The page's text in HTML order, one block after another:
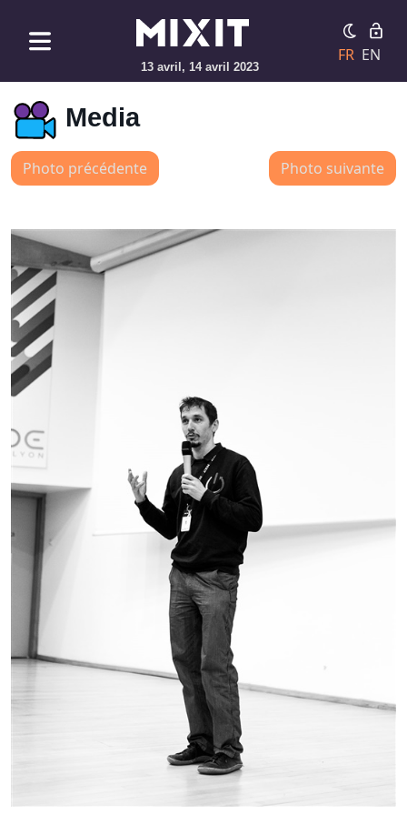
13 avril, 14 avril 2023
FR EN
Media
Photo précédente Photo suivante